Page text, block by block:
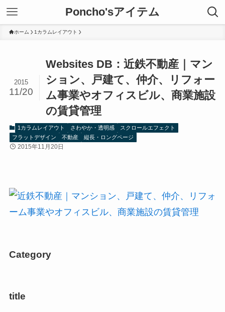
Poncho'sアイテム
ホーム 1カラムレイアウト
Websites DB：近鉄不動産｜マン
ション、戸建て、仲介、リフォー
ム事業やオフィスビル、商業施設
の賃貸管理
2015
11/20
1カラムレイアウト さわやか・透明感
スクロールエフェクト
フラットデザイン
不動産 縦長・ロングページ
2015年11月20日
Category
title